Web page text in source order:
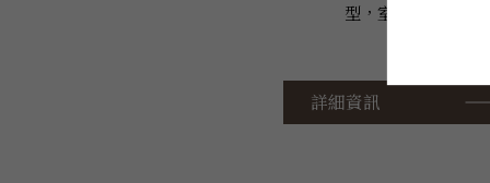
型，室內大約9坪
詳細資訊